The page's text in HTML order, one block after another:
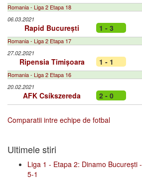
Romania - Liga 2 Etapa 18
06.03.2021
Rapid București 1 - 3
Romania - Liga 2 Etapa 17
27.02.2021
Ripensia Timișoara 1 - 1
Romania - Liga 2 Etapa 16
20.02.2021
AFK Csíkszereda 2 - 0
Comparatii intre echipe de fotbal
Ultimele stiri
Liga 1 - Etapa 2: Dinamo București
5-1